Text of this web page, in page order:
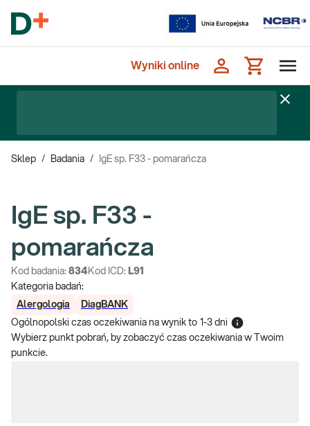
Wyniki online
Sklep / Badania / IgE sp. F33 - pomarańcza
IgE sp. F33 -
pomarańcza
Kod badania: 834 Kod ICD: L91
Kategoria badań:
Alergologia
DiagBANK
Ogólnopolski czas oczekiwania na wynik to 1-3 dni
Wybierz punkt pobrań, by zobaczyć czas oczekiwania w Twoim
punkcie.